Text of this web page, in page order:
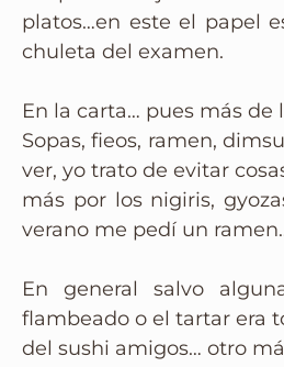
platos…en este el papel
chuleta del examen.
En la carta… pues más
Sopas, fieos, ramen,
ver, yo trato de evitar
más por los nigiris,
verano me pedí un
En general salvo
flambeado o el tartar era
del sushi amigos… otro